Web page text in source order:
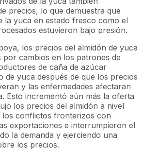
precios, lo que demuestra que
la yuca en estado fresco como el
estuvieron bajo presión.
los precios del almidón de yuca
por cambios en los patrones de
de caña de azúcar
de yuca después de que los precios
y las enfermedades afectaran
Esto incrementó aún más la oferta
los precios del almidón a nivel
los conflictos fronterizos con
exportaciones e interrumpieron el
la demanda y ejerciendo una
los precios.